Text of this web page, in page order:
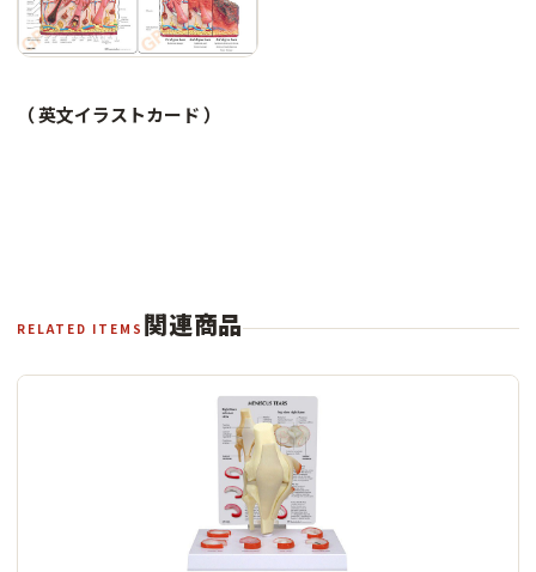
（ 英文イラストカード ）
RELATED ITEMS 関連商品